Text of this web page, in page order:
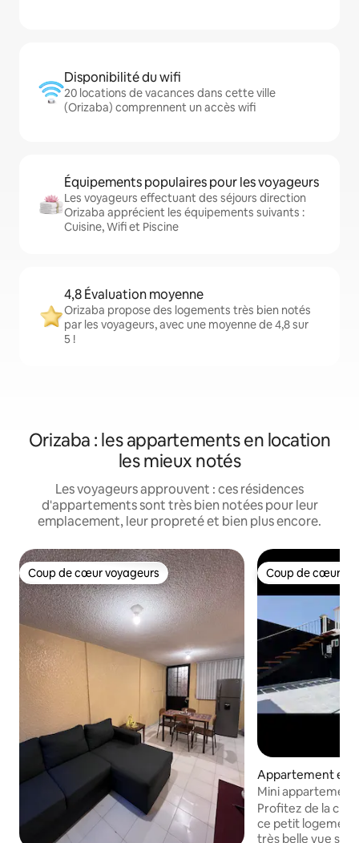
Disponibilité du wifi
20 locations de vacances dans cette ville
(Orizaba) comprennent un accès wifi
Équipements populaires pour les voyageurs
Les voyageurs effectuant des séjours direction
Orizaba apprécient les équipements suivants :
Cuisine, Wifi et Piscine
4,8 Évaluation moyenne
Orizaba propose des logements très bien notés
par les voyageurs, avec une moyenne de 4,8 sur
5 !
Orizaba : les appartements en location
les mieux notés
Les voyageurs approuvent : ces résidences
d'appartements sont très bien notées pour leur
emplacement, leur propreté et bien plus encore.
Coup de cœur voyageurs
Coup de cœur voyageurs Coup de cœur
Coup de cœur
Appartement en
⋅ Orizaba
Mini
belle vue
Profitez de la
ce petit
très belle vue sur